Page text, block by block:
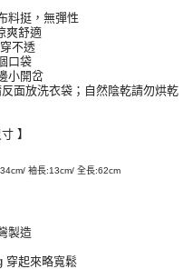
料挺，無彈性
爽舒適
不透
口袋
小開岔
面放洗衣袋；自然陰乾請勿烘乾
】
袖長:13cm/ 全長:62cm
製造
穿起來略寬鬆